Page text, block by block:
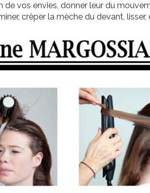
vos envies, donner leur du
crêper la mèche du devant, lisser,